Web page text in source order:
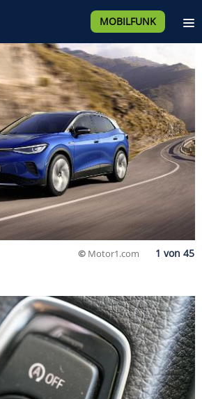
MOBILFUNK
© Motor1.com